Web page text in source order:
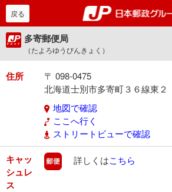
戻る
多寄郵便局
（たよろゆうびんきょく）
住所
〒 098-0475
北海道士別市多寄町３６線東２
地図で確認
ここへ行く
ストリートビューで確認
キャッ
シュレ
ス
郵便
詳しくはこちら